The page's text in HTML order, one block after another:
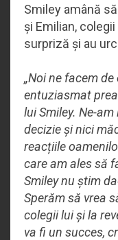
Smiley amână
și Emilian,
surpriză și au
„Noi ne facem
entuziasmat
lui Smiley. Ne-
decizie și nici
reacțiile
care am ales să
Smiley nu știm
Sperăm să vrea
colegii lui și la
va fi un succes,